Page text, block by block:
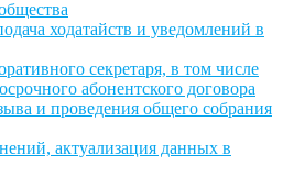
ходатайств и уведомлений в
секретаря, в том числе
абонентского договора
и проведения общего собрания
актуализация данных в